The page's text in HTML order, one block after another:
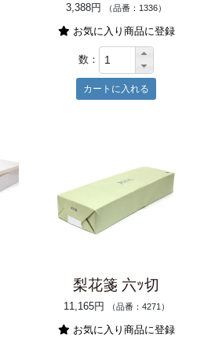
3,388円 （品番：1336）
お気に入り商品に登録
数：
梨花箋 六ｯ切
11,165円 （品番：4271）
お気に入り商品に登録